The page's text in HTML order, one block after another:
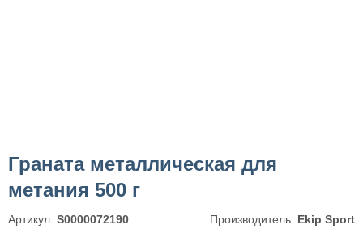
Граната металлическая для
метания 500 г
Артикул: S0000072190 Производитель: Ekip Sport